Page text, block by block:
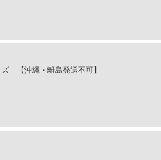
【沖縄・離島発送不可】